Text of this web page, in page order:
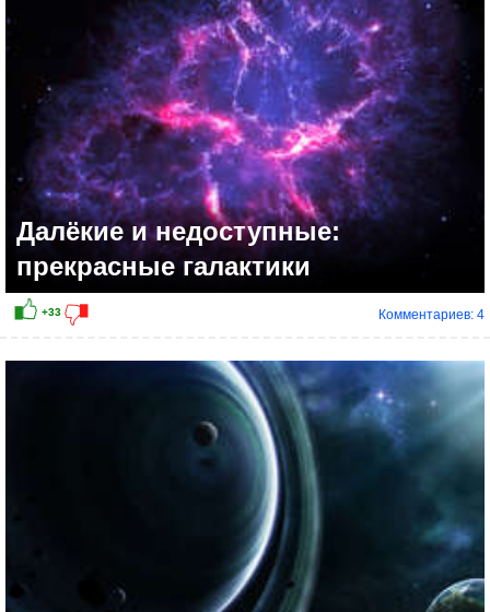
Далёкие и недоступные:
прекрасные галактики
Комментариев: 4